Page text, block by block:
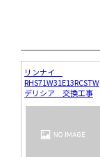
リンナイ
RHS71W31E13RCSTW
デリシア 交換工事